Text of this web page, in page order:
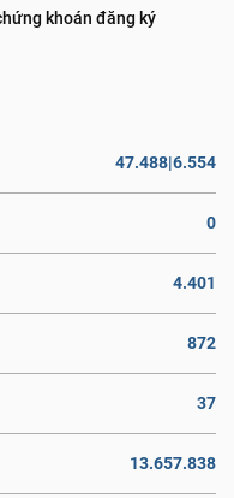
khoán đăng ký
47.488|6.554
0
4.401
872
37
13.657.838